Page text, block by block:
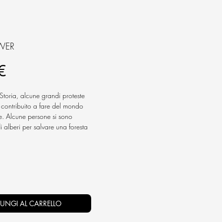
Prezzo
alcune grandi proteste
a fare del mondo
Alcune persone si sono
alberi per salvare una foresta
di ottenere il diritto di voto;
in piazza il venerdì per
per ciò in cui credono…
AL CARRELLO